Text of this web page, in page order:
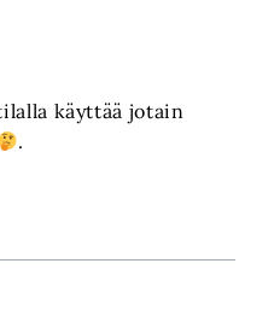
käyttää jotain
.